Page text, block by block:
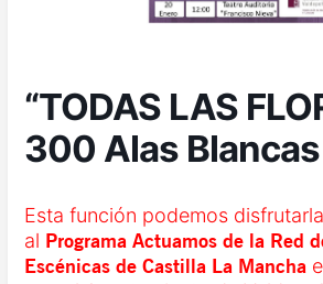
“TODAS LAS
300 Alas Blancas
Esta función podemos
al Programa Actuamos de la Red
Escénicas de Castilla La Mancha